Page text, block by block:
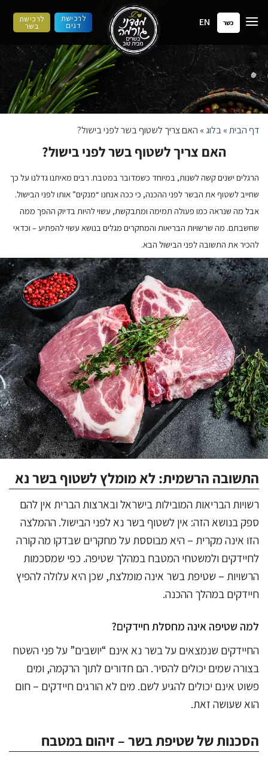
לתוכן
כשר EN לרכישת
דגים
לרכישת
בשר
דף הבית»בלוג » האם צריך לשטוף בשר לפני בישול?
האם צריך לשטוף בשר לפני בישול?
הרגלים ישנים קשה לשנות, במיוחד כשמדובר במטבח. רבים מאיתנו גדלנו על כך
שחייב לשטוף את הבשר לפני ההכנה, כי ככה אנחנו “מנקים” אותו לפני הבישול.
אבל מה שנראה כמו פעולה תמימה ומתבקשת, עשוי להיות בדיוק ההפך ממה
שחשבתם. מה שרשויות הבריאות והמחקרים מגלים בנושא עשוי להפתיע – וכדאי
להכיר את התשובה לפני הבישול הבא.
התשובה הרשמית: לא מומלץ לשטוף בשר נא
רשויות הבריאות המובילות בישראל ובארצות הברית אין להם
ספק בנושא הזה: אין לשטוף בשר נא לפני הבישול. ההמלצה
הזו אינה מקרית – היא מבוססת על מחקרים שבדקו מה קורה
לחיידקים ולמשטחי המטבח במהלך שטיפה. כפי שמסכמות
הרשויות – שטיפת בשר אינה מומלצת, שכן היא עלולה להפיץ
חיידקים במהלך ההכנה.
למה שטיפה אינה מחסלת חיידקים?
החיידקים שנמצאים על בשר נא אינם “יושבים” על פני השטח
בצורה שמים יכולים להסיר. הם חדורים לתוך הרקמה, ומים
פשוט אינם יכולים להגיע לשם. מים לא הורגים חיידקים – חום
הוא שעושה זאת.
הסכנות של שטיפת בשר – זיהום במטבח